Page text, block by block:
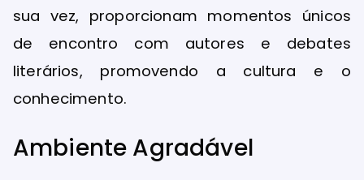
sua vez, proporcionam momentos únicos
de encontro com autores e debates
literários, promovendo a cultura e o
conhecimento.
Ambiente Agradável